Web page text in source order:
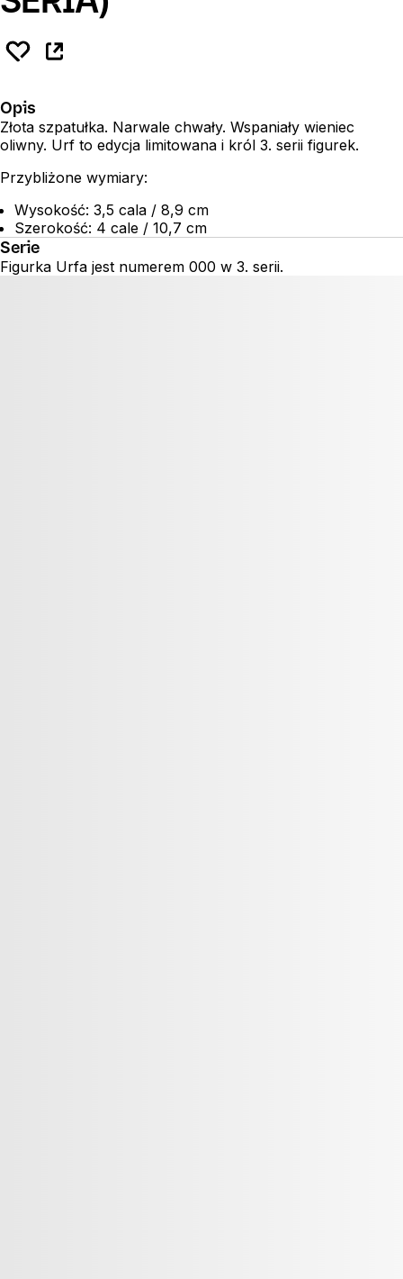
Opis
Złota szpatułka. Narwale chwały. Wspaniały wieniec
oliwny. Urf to edycja limitowana i król 3. serii figurek.
Przybliżone wymiary:
Wysokość: 3,5 cala / 8,9 cm
Szerokość: 4 cale / 10,7 cm
Serie
Figurka Urfa jest numerem 000 w 3. serii.